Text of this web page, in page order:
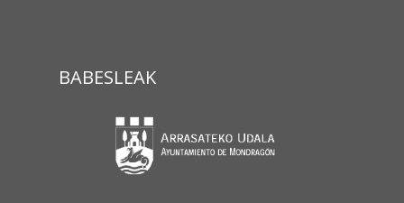
BABESLEAK